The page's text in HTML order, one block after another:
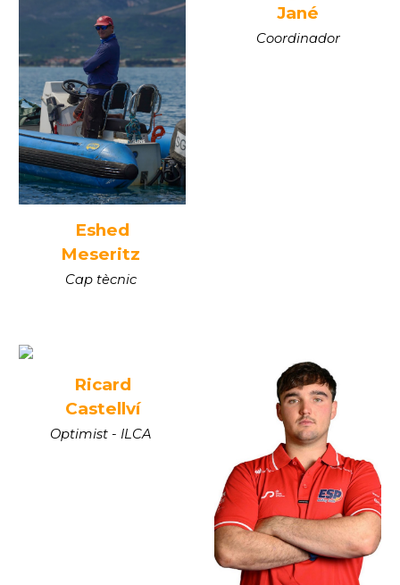
Eshed
Meseritz
Cap tècnic
Jané
Coordinador
Ricard
Castellví
Optimist - ILCA